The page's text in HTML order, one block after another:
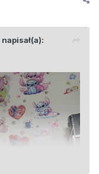
napisał(a):